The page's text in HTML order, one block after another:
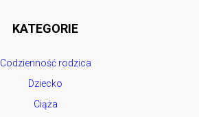
KATEGORIE
Codzienność rodzica
Dziecko
Ciąża